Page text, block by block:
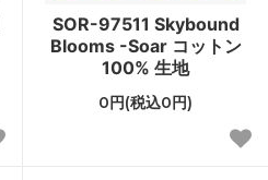
SOR-97511 Skybound
Blooms -Soar コットン
100% 生地
0円(税込0円)